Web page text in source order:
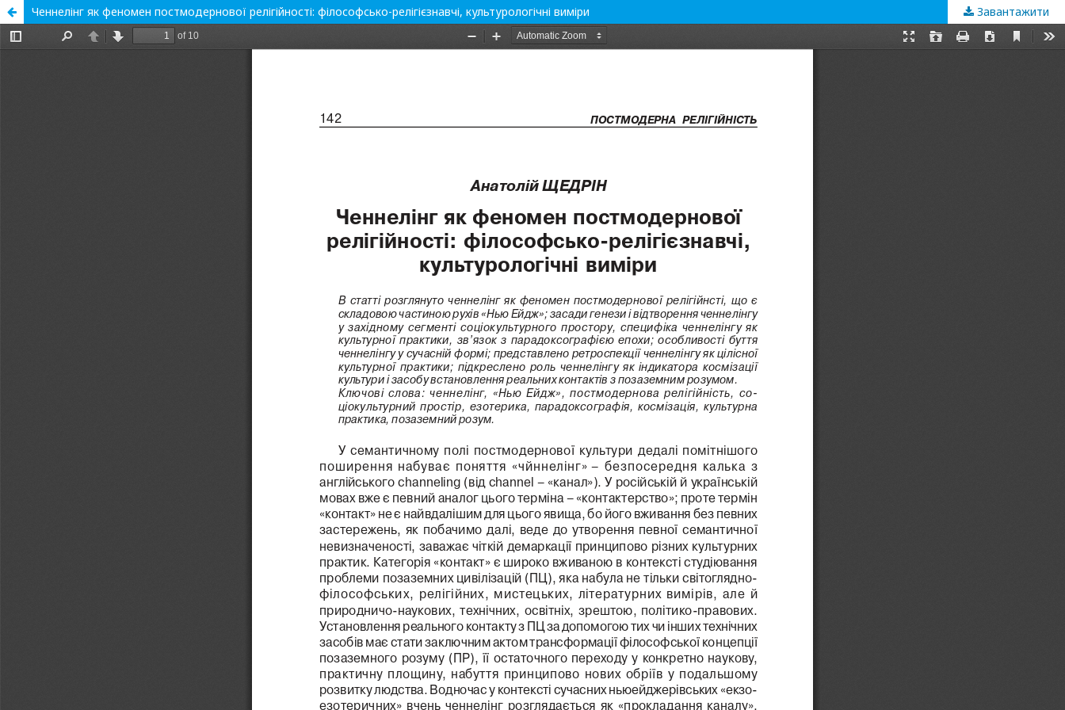
Ченнелінг як феномен постмодернової релігійності: філософсько-релігієзнавчі, культурологічні виміри Завантажити